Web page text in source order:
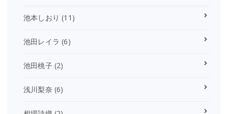
池本しおり (11)
池田レイラ (6)
池田桃子(2)
浅川梨奈 (6)